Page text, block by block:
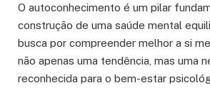
O autoconhecimento é um pilar
construção de uma saúde mental
busca por compreender melhor a si
não apenas uma tendência, mas uma
reconhecida para o bem-estar